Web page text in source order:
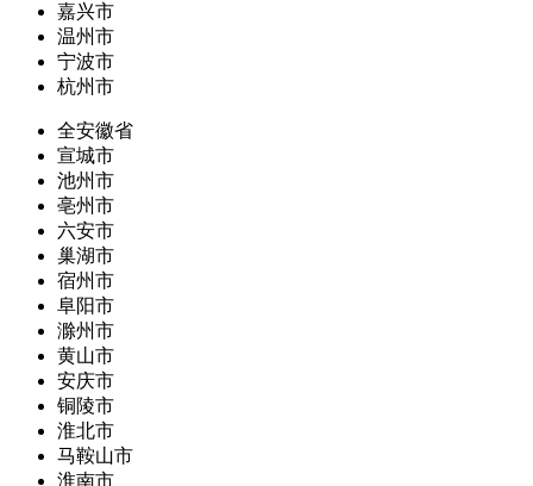
嘉兴市
温州市
宁波市
杭州市
全安徽省
宣城市
池州市
亳州市
六安市
巢湖市
宿州市
阜阳市
滁州市
黄山市
安庆市
铜陵市
淮北市
马鞍山市
淮南市